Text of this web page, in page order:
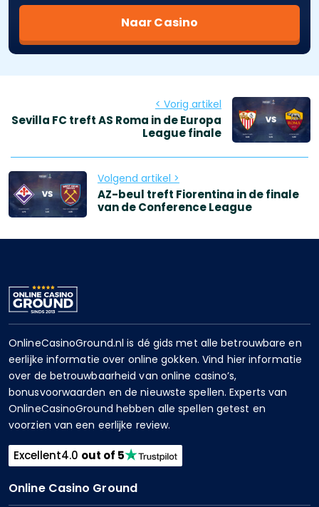
Naar Casino
< Vorig artikel
Sevilla FC treft AS Roma in de Europa
League finale
Volgend artikel >
AZ-beul treft Fiorentina in de finale
van de Conference League
OnlineCasinoGround.nl is dé gids met alle betrouwbare en
eerlijke informatie over online gokken. Vind hier informatie
over de betrouwbaarheid van online casino’s,
bonusvoorwaarden en de nieuwste spellen. Experts van
OnlineCasinoGround hebben alle spellen getest en
voorzien van een eerlijke review.
Excellent4.0 out of 5
Online Casino Ground